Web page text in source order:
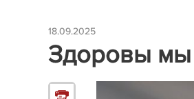
18.09.2025
Здоровы мы